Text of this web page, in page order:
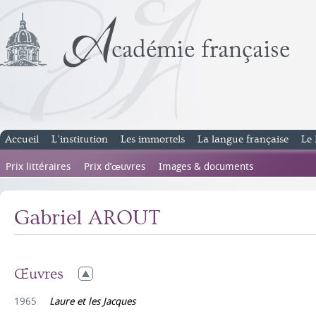
Accueil L’institution Les immortels La langue française Le
Prix littéraires Prix d’œuvres Images & documents
Gabriel AROUT
Œuvres
1965 Laure et les Jacques